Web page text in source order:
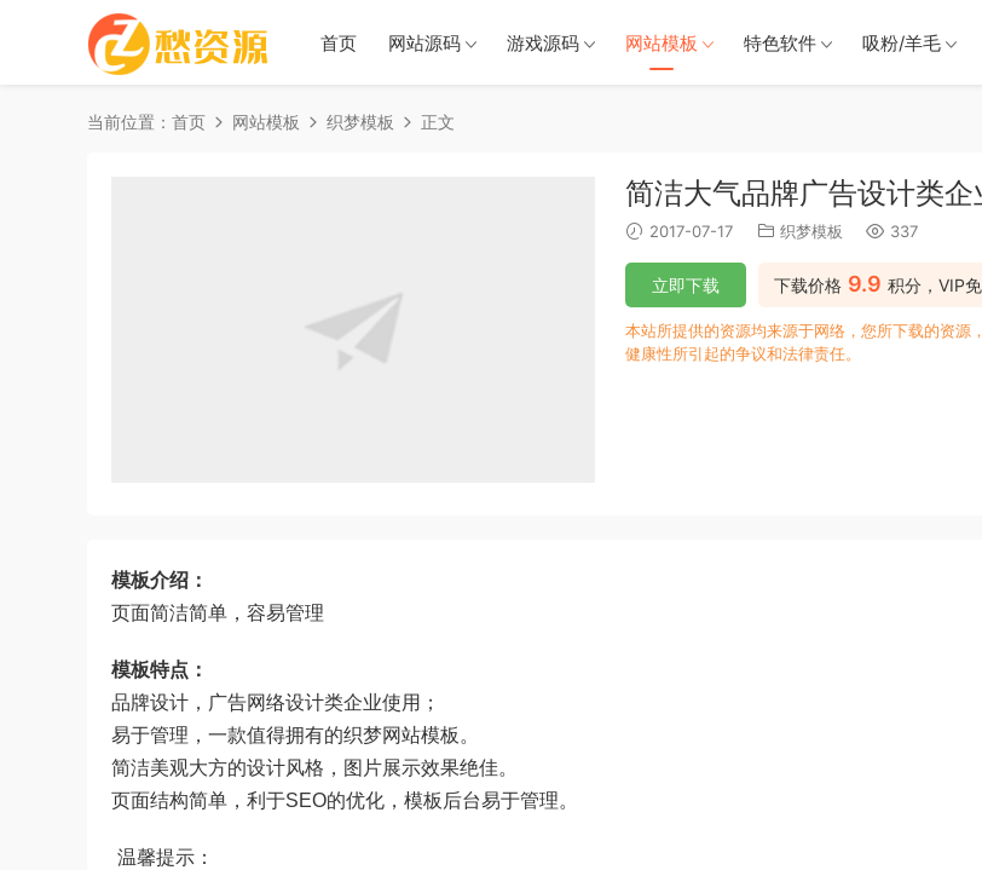
首页 网站源码 游戏源码 网站模板 特色软件 吸粉/羊毛
当前位置： 首页 网站模板 织梦模板 正文
简洁大气品牌广告设计类
2017-07-17 织梦模板 337
下载价格 9.9 积分，VIP
立即下载
本站所提供的资源均来源于网络，您所下载的资源
健康性所引起的争议和法律责任。
模板介绍：
页面简洁简单，容易管理
模板特点：
品牌设计，广告网络设计类企业使用；
易于管理，一款值得拥有的织梦网站模板。
简洁美观大方的设计风格，图片展示效果绝佳。
页面结构简单，利于SEO的优化，模板后台易于管理。
温馨提示：